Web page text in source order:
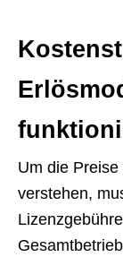
Um die
verstehen,